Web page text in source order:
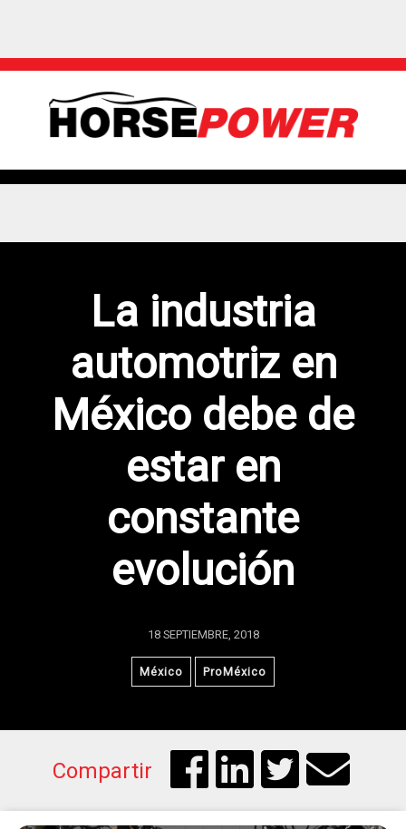
La industria
automotriz en
México debe de
estar en
constante
evolución
18 SEPTIEMBRE, 2018
México ProMéxico
Compartir